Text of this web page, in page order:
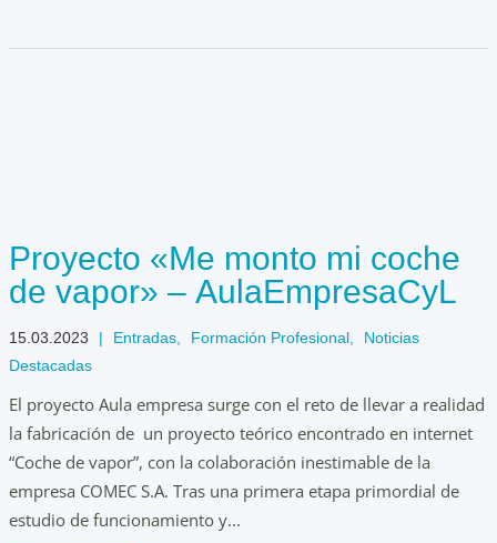
Proyecto «Me monto mi coche
de vapor» – AulaEmpresaCyL
15.03.2023 | Entradas Formación Profesional
Noticias
Destacadas
El proyecto Aula empresa surge con el reto de llevar a realidad
la fabricación de un proyecto teórico encontrado en internet
“Coche de vapor”, con la colaboración inestimable de la
empresa COMEC S.A. Tras una primera etapa primordial de
estudio de funcionamiento y...